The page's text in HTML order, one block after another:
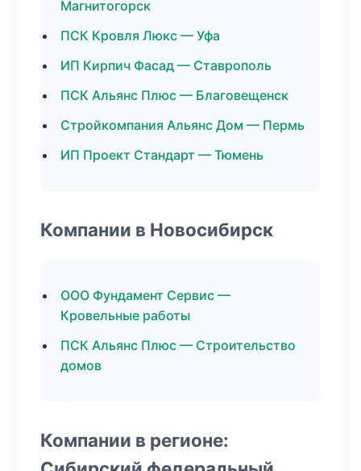
Магнитогорск
ПСК Кровля Люкс — Уфа
ИП Кирпич Фасад — Ставрополь
ПСК Альянс Плюс — Благовещенск
Стройкомпания Альянс Дом — Пермь
ИП Проект Стандарт — Тюмень
Компании в Новосибирск
ООО Фундамент Сервис —
Кровельные работы
ПСК Альянс Плюс — Строительство
домов
Компании в регионе: